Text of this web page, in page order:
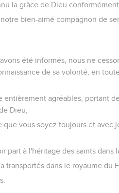
la grâce de Dieu conformément
bien-aimé compagnon de
été informés, nous ne
de sa volonté, en
agréables, portant
Dieu,
que vous soyez toujours et avec
part à l'héritage des saints dans
dans le royaume du